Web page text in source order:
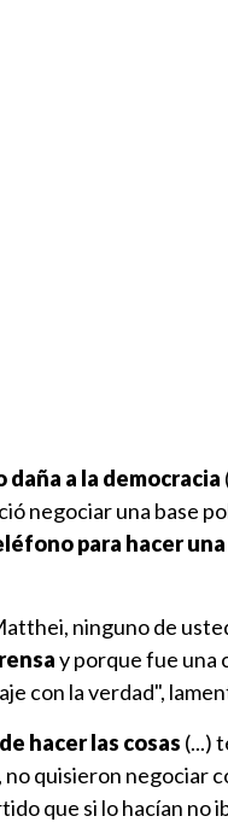
a la democracia
negociar una base
para hacer
ninguno de
y porque fue una
con la verdad",
hacer las cosas (...)
quisieron negociar
que si lo hacían no